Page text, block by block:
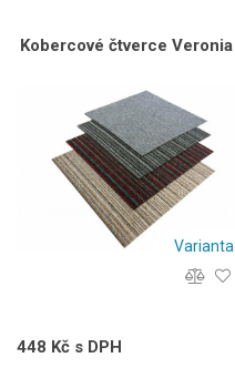
Kobercové čtverce Veronia
Varianta
448 Kč s DPH